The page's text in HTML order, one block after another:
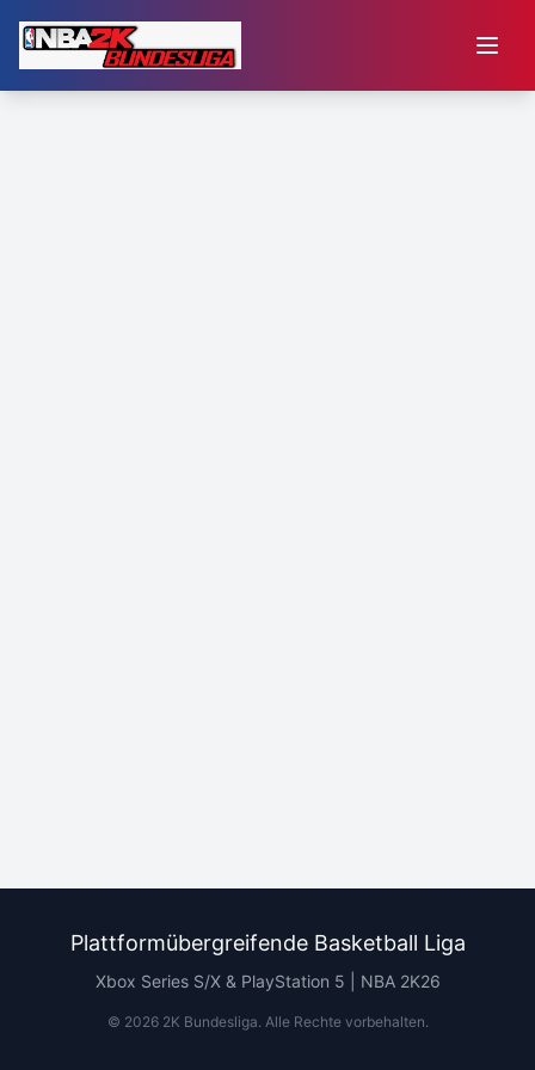
Plattformübergreifende Basketball Liga
Xbox Series S/X & PlayStation 5 | NBA 2K26
© 20262K Bundesliga. Alle Rechte vorbehalten.